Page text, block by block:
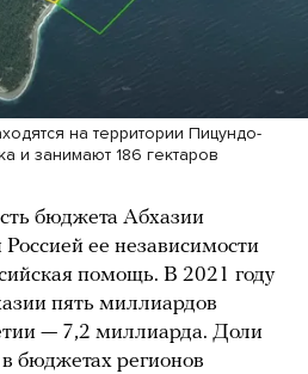
на территории Пицундо-
и занимают 186 гектаров
бюджета Абхазии
ее независимости
помощь. В 2021 году
пять миллиардов
— 7,2 миллиарда. Доли
бюджетах регионов